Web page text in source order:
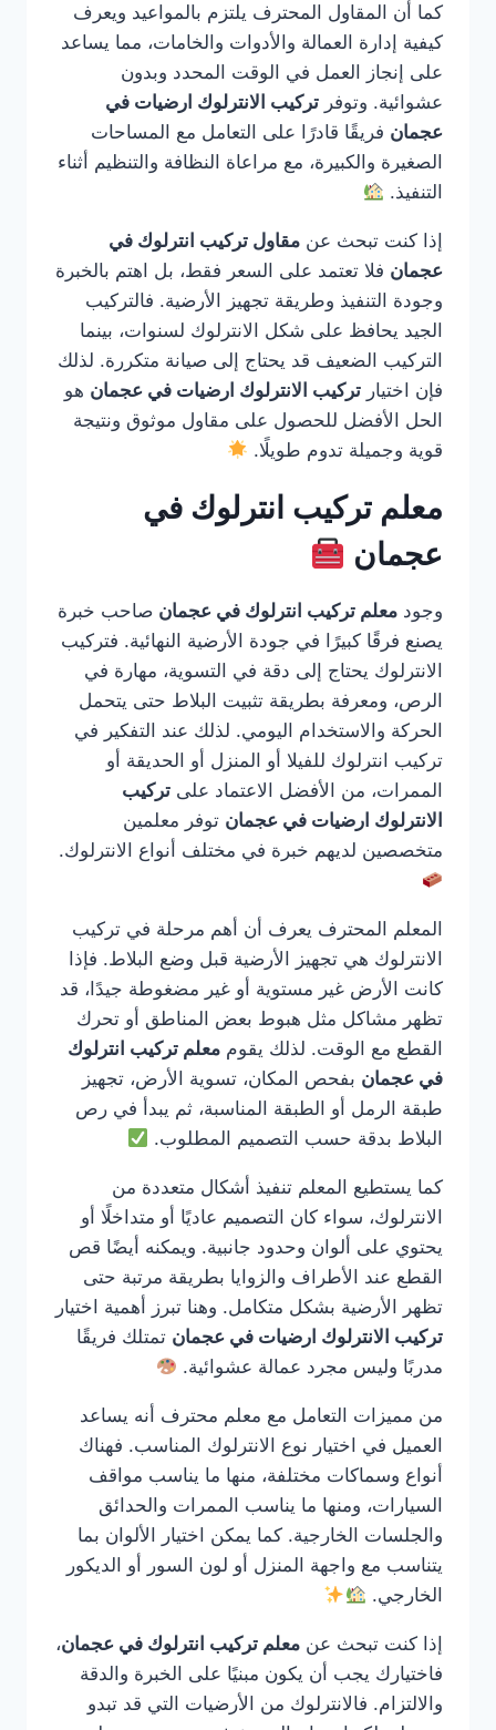
كما أن المقاول المحترف يلتزم بالمواعيد ويعرف
كيفية إدارة العمالة والأدوات والخامات، مما يساعد
على إنجاز العمل في الوقت المحدد وبدون
عشوائية. وتوفر تركيب الانترلوك ارضيات في
عجمان فريقًا قادرًا على التعامل مع المساحات
الصغيرة والكبيرة، مع مراعاة النظافة والتنظيم أثناء
التنفيذ.
إذا كنت تبحث عن مقاول تركيب انترلوك في
عجمان فلا تعتمد على السعر فقط، بل اهتم بالخبرة
وجودة التنفيذ وطريقة تجهيز الأرضية. فالتركيب
الجيد يحافظ على شكل الانترلوك لسنوات، بينما
التركيب الضعيف قد يحتاج إلى صيانة متكررة. لذلك
فإن اختيار تركيب الانترلوك ارضيات في عجمان هو
الحل الأفضل للحصول على مقاول موثوق ونتيجة
قوية وجميلة تدوم طويلًا.
معلم تركيب انترلوك في
عجمان
وجود معلم تركيب انترلوك في عجمان صاحب خبرة
يصنع فرقًا كبيرًا في جودة الأرضية النهائية. فتركيب
الانترلوك يحتاج إلى دقة في التسوية، مهارة في
الرص، ومعرفة بطريقة تثبيت البلاط حتى يتحمل
الحركة والاستخدام اليومي. لذلك عند التفكير في
تركيب انترلوك للفيلا أو المنزل أو الحديقة أو
الممرات، من الأفضل الاعتماد على تركيب
الانترلوك ارضيات في عجمان توفر معلمين
متخصصين لديهم خبرة في مختلف أنواع الانترلوك.
المعلم المحترف يعرف أن أهم مرحلة في تركيب
الانترلوك هي تجهيز الأرضية قبل وضع البلاط. فإذا
كانت الأرض غير مستوية أو غير مضغوطة جيدًا، قد
تظهر مشاكل مثل هبوط بعض المناطق أو تحرك
القطع مع الوقت. لذلك يقوم معلم تركيب انترلوك
في عجمان بفحص المكان، تسوية الأرض، تجهيز
طبقة الرمل أو الطبقة المناسبة، ثم يبدأ في رص
البلاط بدقة حسب التصميم المطلوب.
كما يستطيع المعلم تنفيذ أشكال متعددة من
الانترلوك، سواء كان التصميم عاديًا أو متداخلًا أو
يحتوي على ألوان وحدود جانبية. ويمكنه أيضًا قص
القطع عند الأطراف والزوايا بطريقة مرتبة حتى
تظهر الأرضية بشكل متكامل. وهنا تبرز أهمية اختيار
تركيب الانترلوك ارضيات في عجمان تمتلك فريقًا
مدربًا وليس مجرد عمالة عشوائية.
من مميزات التعامل مع معلم محترف أنه يساعد
العميل في اختيار نوع الانترلوك المناسب. فهناك
أنواع وسماكات مختلفة، منها ما يناسب مواقف
السيارات، ومنها ما يناسب الممرات والحدائق
والجلسات الخارجية. كما يمكن اختيار الألوان بما
يتناسب مع واجهة المنزل أو لون السور أو الديكور
الخارجي.
إذا كنت تبحث عن معلم تركيب انترلوك في عجمان،
فاختيارك يجب أن يكون مبنيًا على الخبرة والدقة
والالتزام. فالانترلوك من الأرضيات التي قد تبدو